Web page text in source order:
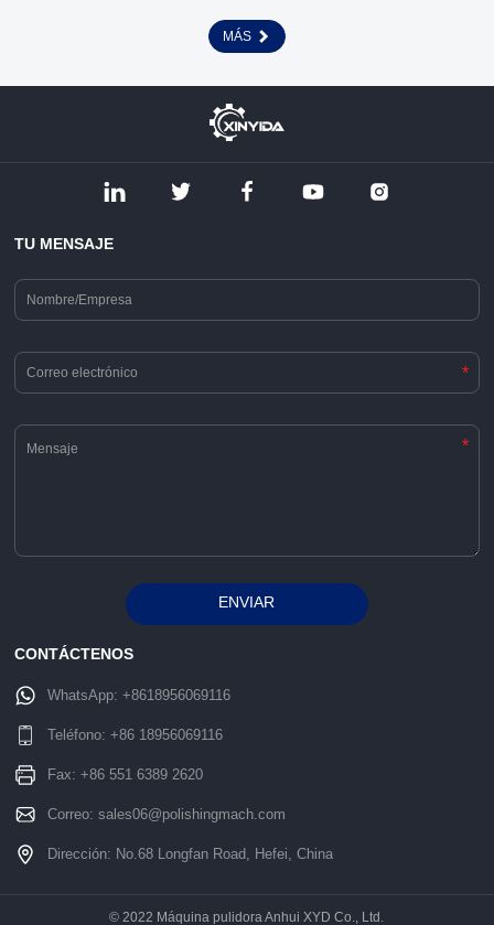
MÁS
TU MENSAJE
*
*
ENVIAR
CONTÁCTENOS
WhatsApp:+8618956069116
Teléfono:+86 18956069116
Fax: +86 551 6389 2620
Correo:sales06@polishingmach.com
Dirección: No.68 Longfan Road, Hefei, China
© 2022 Máquina pulidora Anhui XYD Co., Ltd.